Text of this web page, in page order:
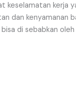
keselamatan kerja
dan kenyamanan
bisa di sebabkan